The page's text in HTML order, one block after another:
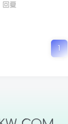
回复
1